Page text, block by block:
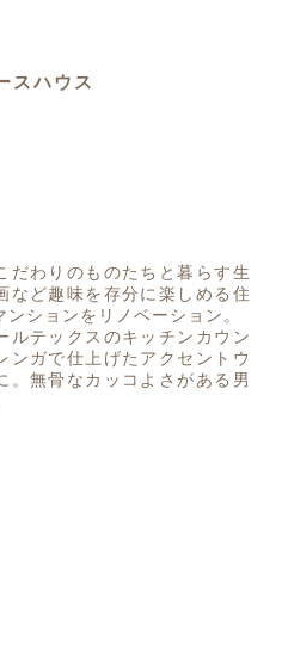
スハウス
だわりのものたちと暮らす生
など趣味を存分に楽しめる住
ションをリノベーション。
ルテックスのキッチンカウン
ンガで仕上げたアクセントウ
。無骨なカッコよさがある男